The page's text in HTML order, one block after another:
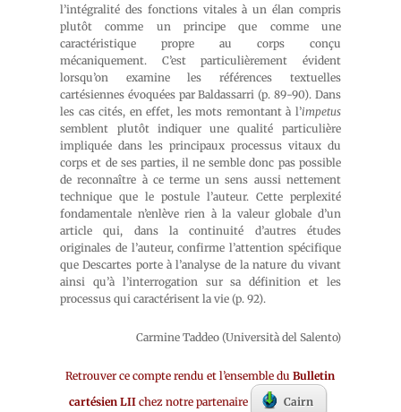
l’intégralité des fonctions vitales à un élan compris
plutôt comme un principe que comme une
caractéristique propre au corps conçu
mécaniquement. C’est particulièrement évident
lorsqu’on examine les références textuelles
cartésiennes évoquées par Baldassarri (p. 89-90). Dans
les cas cités, en effet, les mots remontant à l’impetus
semblent plutôt indiquer une qualité particulière
impliquée dans les principaux processus vitaux du
corps et de ses parties, il ne semble donc pas possible
de reconnaître à ce terme un sens aussi nettement
technique que le postule l’auteur. Cette perplexité
fondamentale n’enlève rien à la valeur globale d’un
article qui, dans la continuité d’autres études
originales de l’auteur, confirme l’attention spécifique
que Descartes porte à l’analyse de la nature du vivant
ainsi qu’à l’interrogation sur sa définition et les
processus qui caractérisent la vie (p. 92).
Carmine Taddeo (Università del Salento)
Retrouver ce compte rendu et l’ensemble duBulletin
cartésien LIIchez notre partenaire Cairn